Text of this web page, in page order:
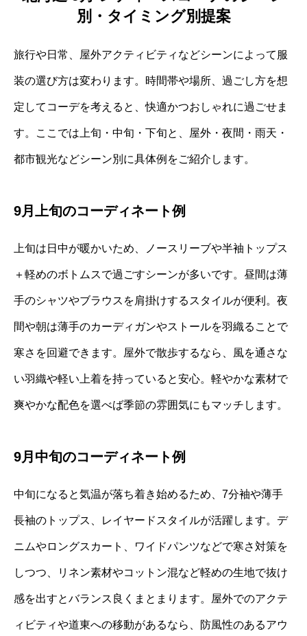
別・タイミング別提案
旅行や日常、屋外アクティビティなどシーンによって服
装の選び方は変わります。時間帯や場所、過ごし方を想
定してコーデを考えると、快適かつおしゃれに過ごせま
す。ここでは上旬・中旬・下旬と、屋外・夜間・雨天・
都市観光などシーン別に具体例をご紹介します。
9月上旬のコーディネート例
上旬は日中が暖かいため、ノースリーブや半袖トップス
＋軽めのボトムスで過ごすシーンが多いです。昼間は薄
手のシャツやブラウスを肩掛けするスタイルが便利。夜
間や朝は薄手のカーディガンやストールを羽織ることで
寒さを回避できます。屋外で散歩するなら、風を通さな
い羽織や軽い上着を持っていると安心。軽やかな素材で
爽やかな配色を選べば季節の雰囲気にもマッチします。
9月中旬のコーディネート例
中旬になると気温が落ち着き始めるため、7分袖や薄手
長袖のトップス、レイヤードスタイルが活躍します。デ
ニムやロングスカート、ワイドパンツなどで寒さ対策を
しつつ、リネン素材やコットン混など軽めの生地で抜け
感を出すとバランス良くまとまります。屋外でのアクテ
ィビティや道東への移動があるなら、防風性のあるアウ